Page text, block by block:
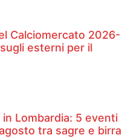
Calciomercato 2026-
esterni per il
Lombardia: 5 eventi
tra sagre e birra